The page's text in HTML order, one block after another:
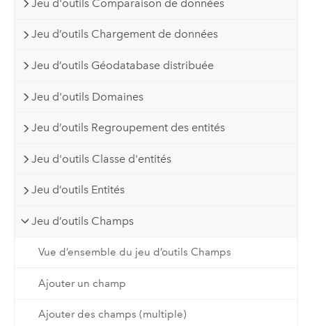
Jeu d'outils Comparaison de données
Jeu d’outils Chargement de données
Jeu d’outils Géodatabase distribuée
Jeu d'outils Domaines
Jeu d’outils Regroupement des entités
Jeu d'outils Classe d'entités
Jeu d’outils Entités
Jeu d’outils Champs
Vue d’ensemble du jeu d’outils Champs
Ajouter un champ
Ajouter des champs (multiple)